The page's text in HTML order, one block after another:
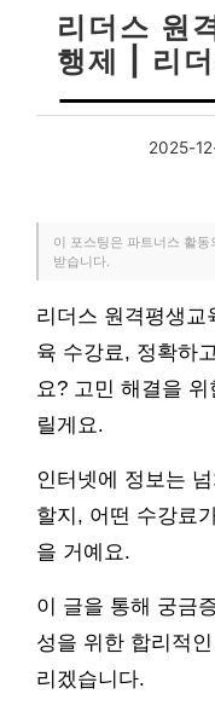
리더스 원
행제 | 리
2025-
이 포스팅은 파트너스 활
받습니다.
리더스 원격평생교
육 수강료, 정확하
요? 고민 해결을
릴게요.
인터넷에 정보는
할지, 어떤 수강료
을 거예요.
이 글을 통해 궁금
성을 위한 합리적
리겠습니다.